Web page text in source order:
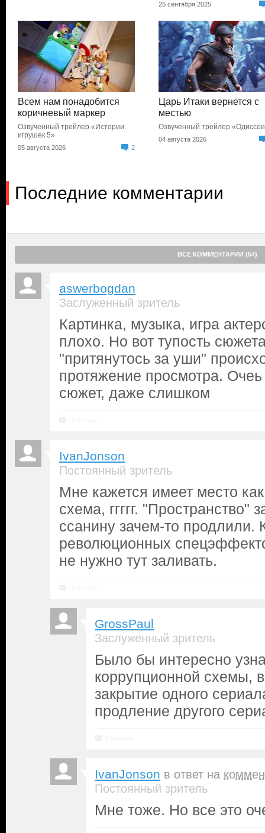
25 сентября 2025
Всем нам понадобится
коричневый маркер
Озвученный трейлер «Истории
игрушек 5»
05 августа 2026 2
Царь Итаки вернется с
местью
Озвученный трейлер
04 августа 2026
Последние комментарии
ВСЕ КОММЕНТАРИИ (54)
aswerbogdan
Заслуженный зритель
Картинка, музыка, игра
плохо. Но вот тупость
"притянутось за уши"
протяжение просмотра.
сюжет, даже слишком
IvanJonson
Постоянный зритель
Мне кажется имеет место
схема, ггггг. "Пространство"
ссанину зачем-то продлили.
революционных
не нужно тут заливать.
GrossPaul
Заслуженный зритель
Было бы интересно
коррупционной схемы,
закрытие одного
продление другого
IvanJonson в ответ на
Постоянный зритель
Мне тоже. Но все это